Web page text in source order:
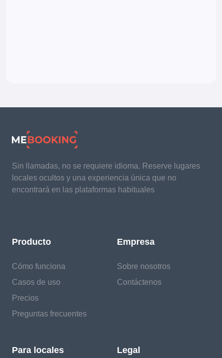
Sin llamadas, no se requiere idioma. Reserve lugares
locales ocultos y una experiencia única que no
encontrará en las plataformas habituales
Producto
Cómo funciona
Casos de uso
Precios
Preguntas frecuentes
Empresa
Sobre nosotros
Contáctenos
Para locales Legal